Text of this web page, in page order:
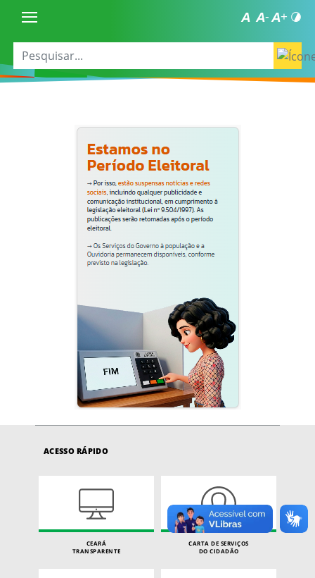
ACESSO RÁPIDO
CEARÁ
TRANSPARENTE
CARTA DE SERVIÇOS
DO CIDADÃO